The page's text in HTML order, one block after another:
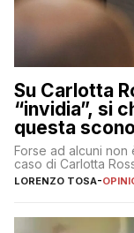
Su Carlotta
“invidia”, si
questa
Forse ad alcuni non
caso di Carlotta
LORENZO TOSA-